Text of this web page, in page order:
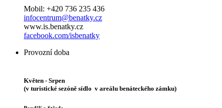
Mobil: +420 736 235 436
infocentrum@benatky.cz
www.is.benatky.cz
facebook.com/isbenatky
Provozní doba
Květen - Srpen
(v turistické sezóně sídlo v areálu benáteckého zámku)